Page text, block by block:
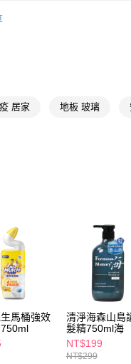
：先確認商品／服務後，再付款
／網路銀行／等多元方式進行付
過由恩沛科技股份有限公司提供
需依本服務之必要範圍內提供個
轉讓予恩沛科技股份有限公司。
於個人資料處理事宜，請瀏覽以下
aftee.tw/terms/#terms3
成年的使用者請事先徵得法定代
先享後付」，若未經同意申辦
「AFTEE先享後付」時，將依
核予不同之上限額度；若仍有額
用戶進行身份認證。
，滿NT$390(含以上)免
，滿NT$490(含以上)免運
11取貨
，滿NT$490(含以上)免運
島)
，滿NT$790(含以上)免
雅門市自取(由倉庫統一出貨)
居家 地板 玻璃
馬桶強效
清淨海森山島
髮精750ml海
NT$199
NT$299